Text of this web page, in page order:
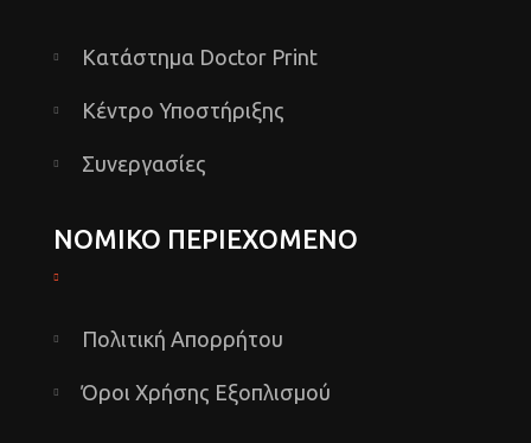
Κατάστημα Doctor Print
Κέντρο Υποστήριξης
Συνεργασίες
ΝΟΜΙΚΟ ΠΕΡΙΕΧΟΜΕΝΟ
Πολιτική Απορρήτου
Όροι Χρήσης Εξοπλισμού